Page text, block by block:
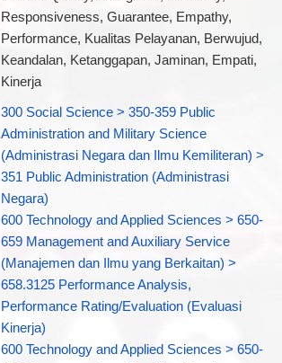
Responsiveness, Guarantee, Empathy,
Performance, Kualitas Pelayanan, Berwujud,
Keandalan, Ketanggapan, Jaminan, Empati,
Kinerja
300 Social Science > 350-359 Public
Administration and Military Science
(Administrasi Negara dan Ilmu Kemiliteran) >
351 Public Administration (Administrasi
Negara)
600 Technology and Applied Sciences > 650-
659 Management and Auxiliary Service
(Manajemen dan Ilmu yang Berkaitan) >
658.3125 Performance Analysis,
Performance Rating/Evaluation (Evaluasi
Kinerja)
600 Technology and Applied Sciences > 650-